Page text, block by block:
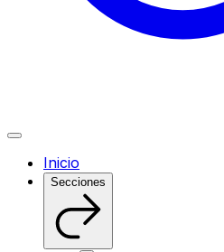
Inicio
Secciones